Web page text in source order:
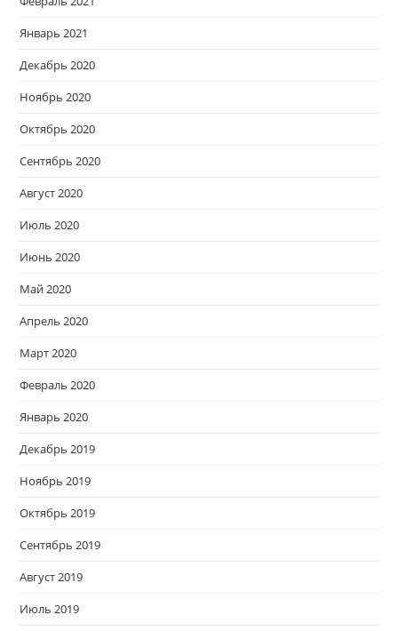
Январь 2021
Декабрь 2020
Ноябрь 2020
Октябрь 2020
Сентябрь 2020
Август 2020
Июль 2020
Июнь 2020
Май 2020
Апрель 2020
Март 2020
Февраль 2020
Январь 2020
Декабрь 2019
Ноябрь 2019
Октябрь 2019
Сентябрь 2019
Август 2019
Июль 2019